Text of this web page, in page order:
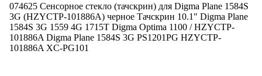
074625 Сенсорное стекло (тачскрин) для Digma Plane 1584S
3G (HZYCTP-101886A) черное Тачскрин 10.1" Digma Plane
1584S 3G 1559 4G 1715T Digma Optima 1100 / HZYCTP-
101886A Digma Plane 1584S 3G PS1201PG HZYCTP-
101886A XC-PG101